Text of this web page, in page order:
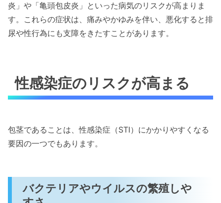
炎」や「亀頭包皮炎」といった病気のリスクが高まりま
す。これらの症状は、痛みやかゆみを伴い、悪化すると排
尿や性行為にも支障をきたすことがあります。
性感染症のリスクが高まる
包茎であることは、性感染症（STI）にかかりやすくなる
要因の一つでもあります。
バクテリアやウイルスの繁殖しや